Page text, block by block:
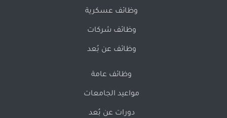
وظائف عسكرية
وظائف شركات
وظائف عن بُعد
وظائف عامة
مواعيد الجامعات
دورات عن بُعد